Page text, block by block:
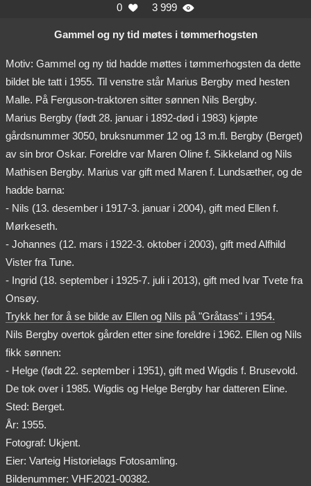
0  3 999 
Gammel og ny tid møtes i tømmerhogsten
Motiv: Gammel og ny tid hadde møttes i tømmerhogsten da dette
bildet ble tatt i 1955. Til venstre står Marius Bergby med hesten
Malle. På Ferguson-traktoren sitter sønnen Nils Bergby.
Marius Bergby (født 28. januar i 1892-død i 1983) kjøpte
gårdsnummer 3050, bruksnummer 12 og 13 m.fl. Bergby (Berget)
av sin bror Oskar. Foreldre var Maren Oline f. Sikkeland og Nils
Mathisen Bergby. Marius var gift med Maren f. Lundsæther, og de
hadde barna:
- Nils (13. desember i 1917-3. januar i 2004), gift med Ellen f.
Mørkeseth.
- Johannes (12. mars i 1922-3. oktober i 2003), gift med Alfhild
Vister fra Tune.
- Ingrid (18. september i 1925-7. juli i 2013), gift med Ivar Tvete fra
Onsøy.
Trykk her for å se bilde av Ellen og Nils på "Gråtass" i 1954.
Nils Bergby overtok gården etter sine foreldre i 1962. Ellen og Nils
fikk sønnen:
- Helge (født 22. september i 1951), gift med Wigdis f. Brusevold.
De tok over i 1985. Wigdis og Helge Bergby har datteren Eline.
Sted: Berget.
År: 1955.
Fotograf: Ukjent.
Eier: Varteig Historielags Fotosamling.
Bildenummer: VHF.2021-00382.